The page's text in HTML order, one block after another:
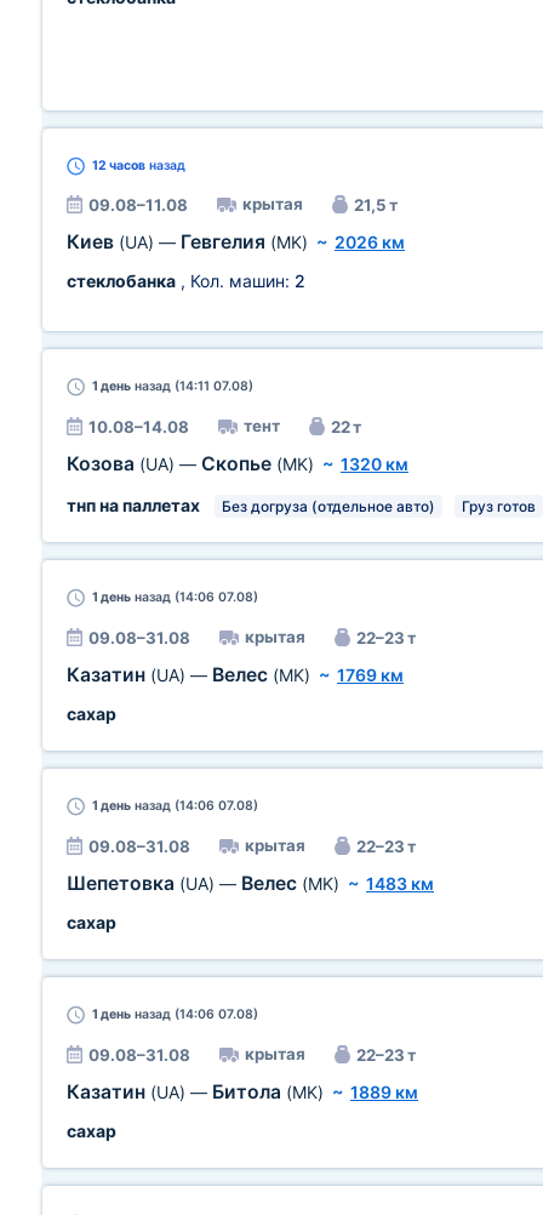
12 часов назад
09.08–11.08 крытая 21,5 т
Киев (UA) — Гевгелия (MK) ~ 2026 км
стеклобанка , Кол. машин: 2
1 день назад (14:11 07.08)
10.08–14.08 тент 22 т
Козова (UA) — Скопье (MK) ~ 1320 км
тнп на паллетах
Без догруза (отдельное авто) Груз готов
1 день назад (14:06 07.08)
09.08–31.08 крытая 22–23 т
Казатин (UA) — Велес (MK) ~ 1769 км
сахар
1 день назад (14:06 07.08)
09.08–31.08 крытая 22–23 т
Шепетовка (UA) — Велес (MK) ~ 1483 км
сахар
1 день назад (14:06 07.08)
09.08–31.08 крытая 22–23 т
Казатин (UA) — Битола (MK) ~ 1889 км
сахар